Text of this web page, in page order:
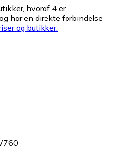
hvoraf 4 er
har en direkte forbindelse
og butikker.